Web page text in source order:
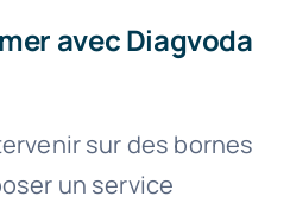
avec Diagvoda
sur des bornes
un service